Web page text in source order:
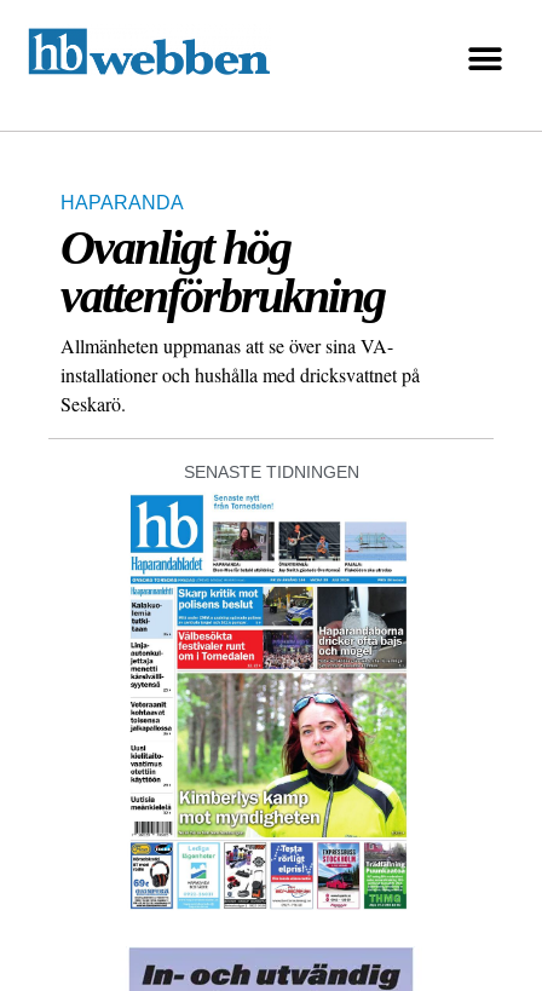
HAPARANDA
Ovanligt hög
vattenförbrukning
Allmänheten uppmanas att se över sina VA-
installationer och hushålla med dricksvattnet på
Seskarö.
SENASTE TIDNINGEN